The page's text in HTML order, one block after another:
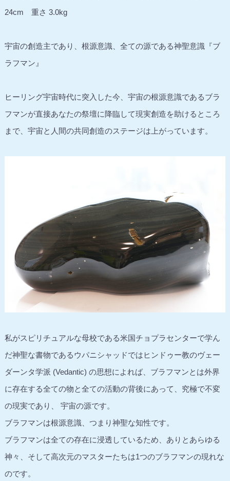
24cm 重さ 3.0kg
宇宙の創造主であり、根源意識、全ての源である神聖意識『ブ
ラフマン』
ヒーリング宇宙時代に突入した今、宇宙の根源意識であるブラ
フマンが直接あなたの祭壇に降臨して現実創造を助けるところ
まで、宇宙と人間の共同創造のステージは上がっています。
私がスピリチュアルな母校である米国チョプラセンターで学ん
だ神聖な書物であるウパニシャッドではヒンドゥー教のヴェー
ダーンタ学派 (Vedantic) の思想によれば、ブラフマンとは外界
に存在する全ての物と全ての活動の背後にあって、究極で不変
の現実であり、 宇宙の源です。
ブラフマンは根源意識、つまり神聖な知性です。
ブラフマンは全ての存在に浸透しているため、ありとあらゆる
神々、そして高次元のマスターたちは1つのブラフマンの現れな
のです。